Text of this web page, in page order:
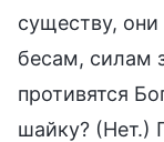
существу, они
бесам, силам
противятся
шайку? (Нет.)